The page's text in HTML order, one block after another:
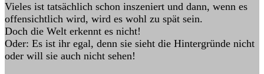
Vieles ist tatsächlich schon inszeniert und dann, wenn es
offensichtlich wird, wird es wohl zu spät sein.
Doch die Welt erkennt es nicht!
Oder: Es ist ihr egal, denn sie sieht die Hintergründe nicht
oder will sie auch nicht sehen!